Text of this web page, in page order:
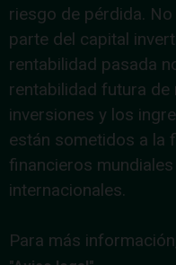
riesgo de pérdida.
parte del capital
rentabilidad pasada
rentabilidad futura de
inversiones y los
están sometidos a la
financieros
internacionales.
Para más